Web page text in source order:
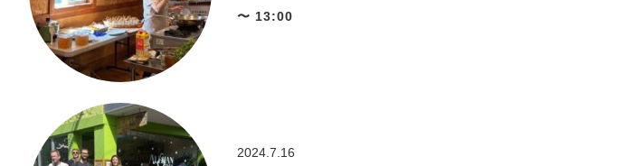
〜 13:00
2024.7.16